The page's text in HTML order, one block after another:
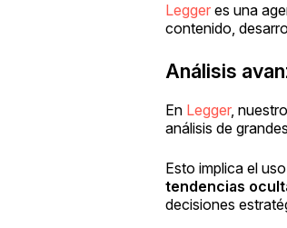
Legger es una
contenido,
Análisis
En Legger,
análisis de
Esto implica el
tendencias
decisiones